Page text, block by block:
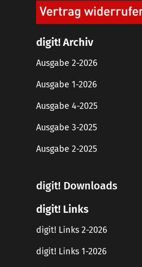
digit! Archiv
Ausgabe 2-2026
Ausgabe 1-2026
Ausgabe 4-2025
Ausgabe 3-2025
Ausgabe 2-2025
digit! Downloads
digit! Links
digit! Links 2-2026
digit! Links 1-2026